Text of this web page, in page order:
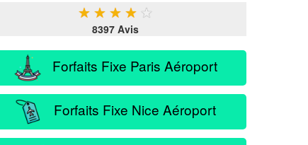
★ ★ ★ ★ ★
8397 Avis
Forfaits Fixe Paris Aéroport
Forfaits Fixe Nice Aéroport